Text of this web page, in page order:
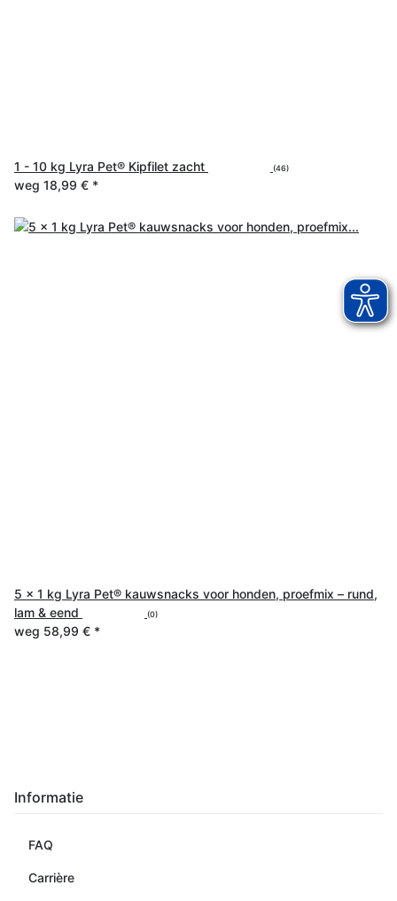
1 - 10 kg Lyra Pet® Kipfilet zacht (46)
weg 18,99 € *
5 x 1 kg Lyra Pet® kauwsnacks voor honden, proefmix – rund,
lam & eend
(0)
weg 58,99 € *
Informatie
FAQ
Carrière